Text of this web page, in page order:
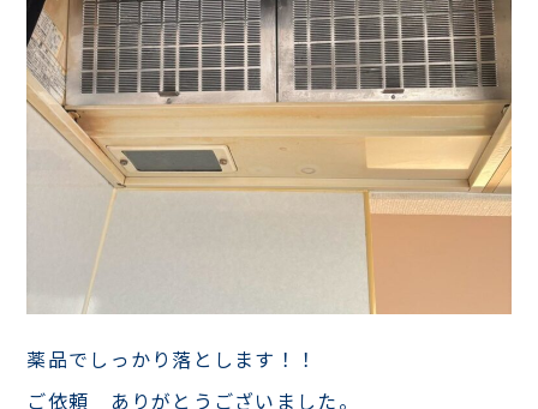
薬品でしっかり落とします！！
ご依頼 ありがとうございました。